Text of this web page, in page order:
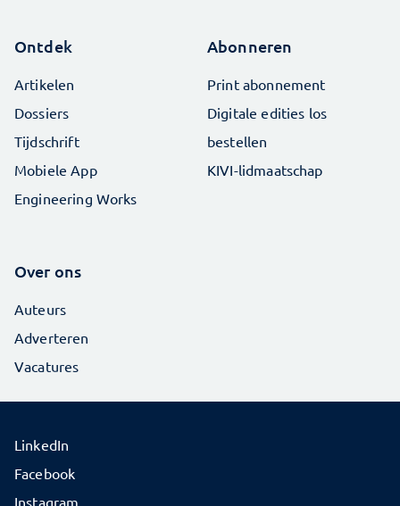
Ontdek
Artikelen
Dossiers
Tijdschrift
Mobiele App
Engineering Works
Abonneren
Print abonnement
Digitale edities los
bestellen
KIVI-lidmaatschap
Over ons
Auteurs
Adverteren
Vacatures
LinkedIn
Facebook
Instagram